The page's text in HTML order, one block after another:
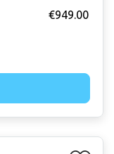
€949.00